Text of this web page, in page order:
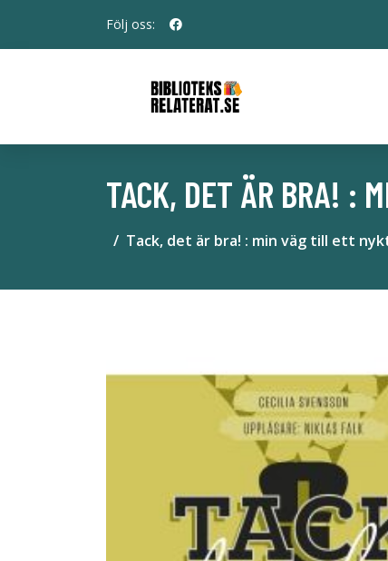
Följ oss:
TACK, DET ÄR BRA! :
Tack, det är bra! : min väg till ett